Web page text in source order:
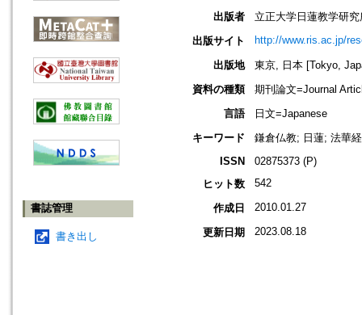
書誌管理
書き出し
出版者
立正大学日蓮教学研究
出版サイト
http://www.ris.ac.jp/
出版地
東京, 日本 [Tokyo,
資料の種類
期刊論文=Journal
言語
日文=Japanese
キーワード
鎌倉仏教; 日蓮; 法華
ISSN
02875373 (P)
ヒット数
542
作成日 2010.01.27
更新日期 2023.08.18